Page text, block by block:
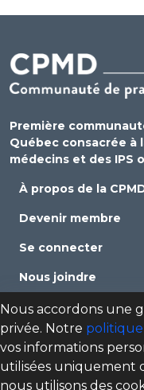
Première
Québec consacrée à
médecins et des IPS
À propos de la
Devenir membre
Se connecter
Nous joindre
Politique de
Direction des
et itinérance
l'Île-de-Montréal –
Nous accordons une
privée. Notre
vos informations
utilisées uniquement
nous utilisons des